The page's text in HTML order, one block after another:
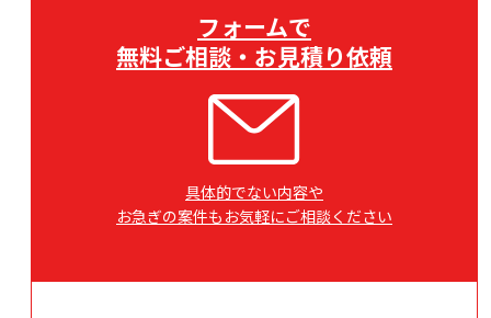
フォームで
無料ご相談・お見積り依頼
具体的でない内容や
お急ぎの案件もお気軽にご相談ください